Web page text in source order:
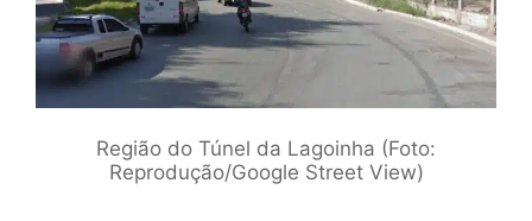
Região do Túnel da Lagoinha (Foto:
Reprodução/Google Street View)